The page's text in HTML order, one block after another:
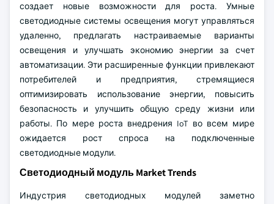
создает новые возможности для роста. Умные
светодиодные системы освещения могут управляться
удаленно, предлагать настраиваемые варианты
освещения и улучшать экономию энергии за счет
автоматизации. Эти расширенные функции привлекают
потребителей и предприятия, стремящиеся
оптимизировать использование энергии, повысить
безопасность и улучшить общую среду жизни или
работы. По мере роста внедрения IoT во всем мире
ожидается рост спроса на подключенные
светодиодные модули.
Светодиодный модуль Market Trends
Индустрия светодиодных модулей заметно